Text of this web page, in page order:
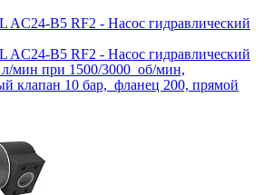
AC24-B5 RF2 - Насос гидравлический
AC24-B5 RF2 - Насос гидравлический
л/мин при 1500/3000 об/мин,
клапан 10 бар, фланец 200, прямой